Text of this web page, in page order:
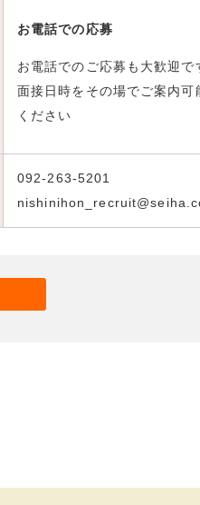
お電話での応募
お電話でのご応募も大歓迎で
面接日時をその場でご案内
ください
092-263-5201